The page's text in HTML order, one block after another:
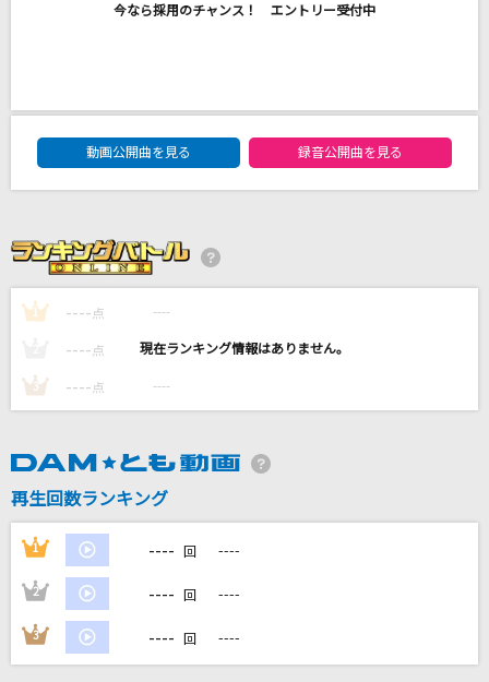
森山直太朗(直太朗)
マカロニえんぴつ
カラオケ最新情報をチェック！
今なら採用のチャンス！ エントリー受付中
DAM★ともボーカルエントリーランキング
動画公開曲を見る
録音公開曲を見る
1 ---- 点 ----
---- 点 ----
3 ---- 点 ----
再生回数ランキング
1 ---- 回 ----
2 ---- 回 ----
3 ---- 回 ----